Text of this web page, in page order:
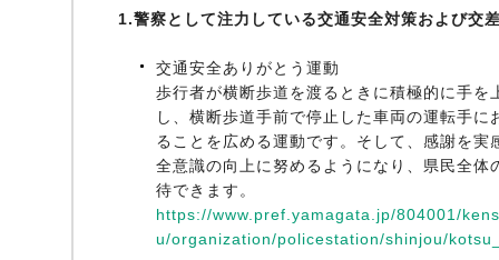
1.警察として注力している交通安全対策および交
交通安全ありがとう運動
歩行者が横断歩道を渡るときに積極的に手を
し、横断歩道手前で停止した車両の運転手
ることを広める運動です。そして、感謝を実
全意識の向上に努めるようになり、県民全体
待できます。
https://www.pref.yamagata.jp/804001/
u/organization/policestation/shinjou/